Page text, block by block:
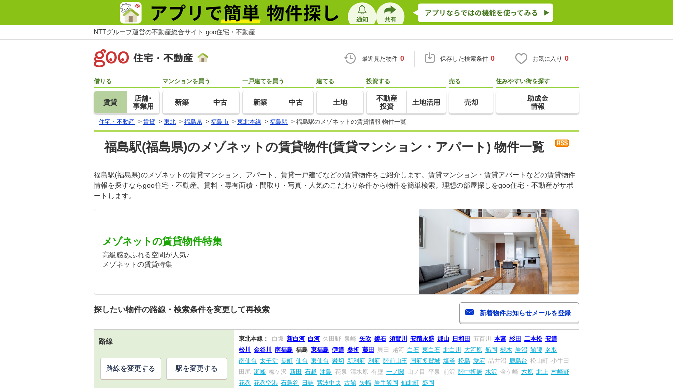
NTTグループ運営の不動産総合サイト goo住宅・不動産
最近見た物件 0 保存した検索条件 0 お気に入り 0
借りる
賃貸
店舗･
事業用
マンションを買う
新築 中古
一戸建てを買う
新築 中古
建てる
土地
投資する
不動産
投資
土地活用
売る
売却
住みやすい街を探す
助成金
情報
住宅・不動産 > 賃貸 > 東北 > 福島県 > 福島市 > 東北本線 > 福島駅 > 福島駅のメゾネットの賃貸情報 物件一覧
福島駅(福島県)のメゾネットの賃貸物件(賃貸マンション・アパート) 物件一覧
福島駅(福島県)のメゾネットの賃貸マンション、アパート、賃貸一戸建てなどの賃貸物件をご紹介します。賃貸マンション・賃貸アパートなどの賃貸物件
情報を探すならgoo住宅・不動産。賃料・専有面積・間取り・写真・人気のこだわり条件から物件を簡単検索。理想の部屋探しをgoo住宅・不動産がサポ
ートします。
メゾネットの賃貸物件特集
高級感あふれる空間が人気♪
メゾネットの賃貸特集
探したい物件の路線・検索条件を変更して再検索
路線 東北本線： 白坂 新白河 白河 久田野 泉崎 矢吹 鏡石 須賀川 安積永盛 郡山 日和田 五百川 本宮 杉田 二本松 安達
松川
金谷川 南福島 福島 東福島 伊達 桑折 藤田 貝田 越河 白石 東白石 北白川 大河原 船岡 槻木 岩沼 館腰 名取
南仙台 太子堂 長町 仙台 東仙台 岩切 新利府 利府 陸前山王 国府多賀城 塩釜 松島 愛宕 品井沼 鹿島台 松山町 小牛田
田尻 瀬峰 梅ケ沢 新田 石越 油島 花泉 清水原 有壁 一ノ関 山ノ目 平泉 前沢 陸中折居 水沢 金ケ崎 六原 北上 村崎野
花巻 花巻空港 石鳥谷 日詰 紫波中央 古館 矢幅 岩手飯岡 仙北町 盛岡
路線を変更する 駅を変更する